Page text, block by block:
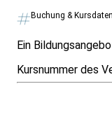
Buchung & Kursdaten
Ein
Kursnummer des